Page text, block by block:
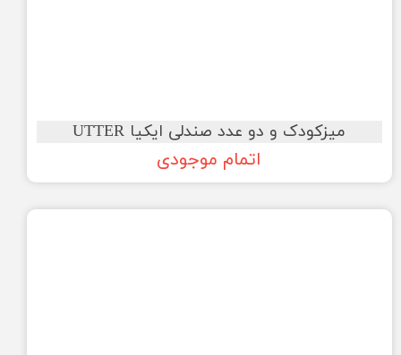
میزکودک و دو عدد صندلی ایکیا UTTER
اتمام موجودی